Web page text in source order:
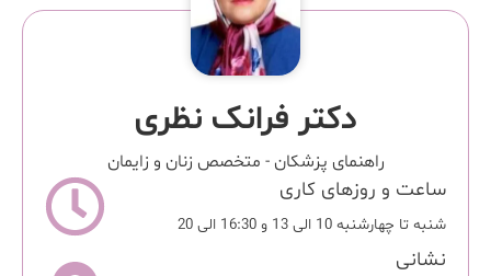
دکتر فرانک نظری
راهنمای پزشکان - متخصص زنان و زایمان
ساعت و روزهای کاری
شنبه تا چهارشنبه 10 الی 13 و 16:30 الی 20
نشانی